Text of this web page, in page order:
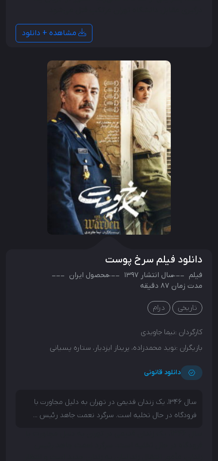
مشاهده + دانلود
دانلود فیلم سرخ پوست
فیلم سال انتشار 1397 محصول ایران
مدت زمان 87 دقیقه
تاریخی درام
کارگردان :نیما جاویدی
بازیگران :نوید محمدزاده، پریناز ایزدیار، ستاره پسیانی
دانلود قانونی
سال ۱۳۴۶، یک زندان قدیمی در تهران به دلیل مجاورت با
فرودگاه در حال تخلیه است. سرگرد نعمت جاهد رئیس ...